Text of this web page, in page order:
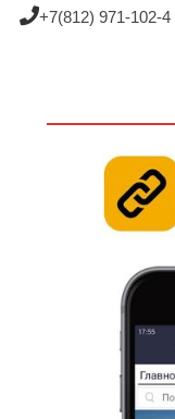
+7(812) 971-102-4